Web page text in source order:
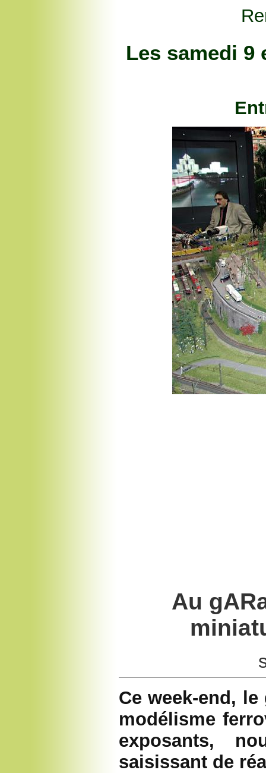
Les samedi 9
Au
Ce week-end,
modélisme
exposants,
saisissant de